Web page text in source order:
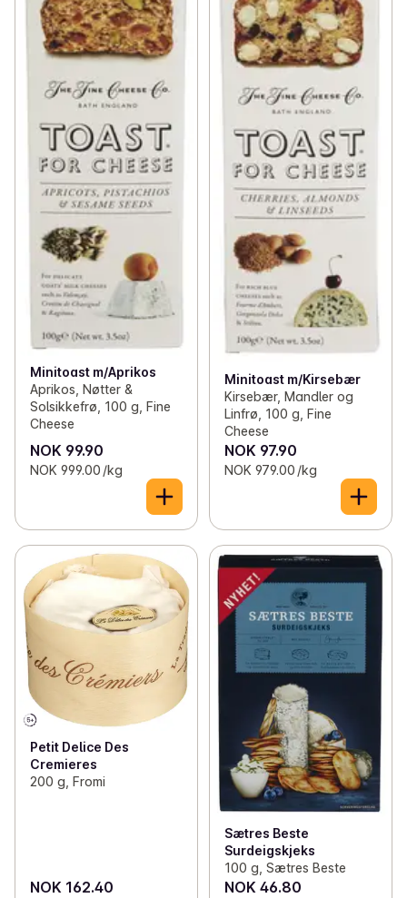
Minitoast m/Aprikos
Aprikos, Nøtter &
Solsikkefrø, 100 g, Fine
Cheese
NOK 99.90
NOK 999.00 /kg
Minitoast m/Kirsebær
Kirsebær, Mandler og
Linfrø, 100 g, Fine
Cheese
NOK 97.90
NOK 979.00 /kg
Petit Delice Des
Cremieres
200 g, Fromi
NOK 162.40
Sætres Beste
Surdeigskjeks
100 g, Sætres Beste
NOK 46.80